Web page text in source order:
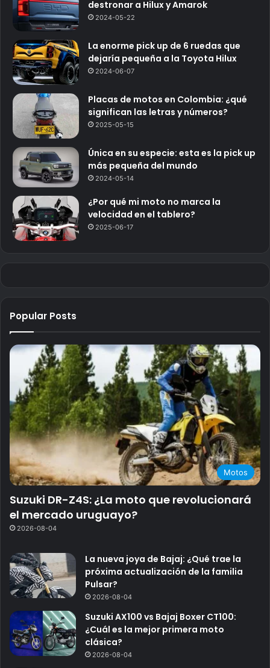
destronar a Hilux y Amarok
2024-05-22
La enorme pick up de 6 ruedas que
dejaría pequeña a la Toyota Hilux
2024-06-07
Placas de motos en Colombia: ¿qué
significan las letras y números?
2025-05-15
Única en su especie: esta es la pick up
más pequeña del mundo
2024-05-14
¿Por qué mi moto no marca la
velocidad en el tablero?
2025-06-17
Popular Posts
Motos
Suzuki DR-Z4S: ¿La moto que revolucionará
el mercado uruguayo?
2026-08-04
La nueva joya de Bajaj: ¿Qué trae la
próxima actualización de la familia
Pulsar?
2026-08-04
Suzuki AX100 vs Bajaj Boxer CT100:
¿Cuál es la mejor primera moto
clásica?
2026-08-04